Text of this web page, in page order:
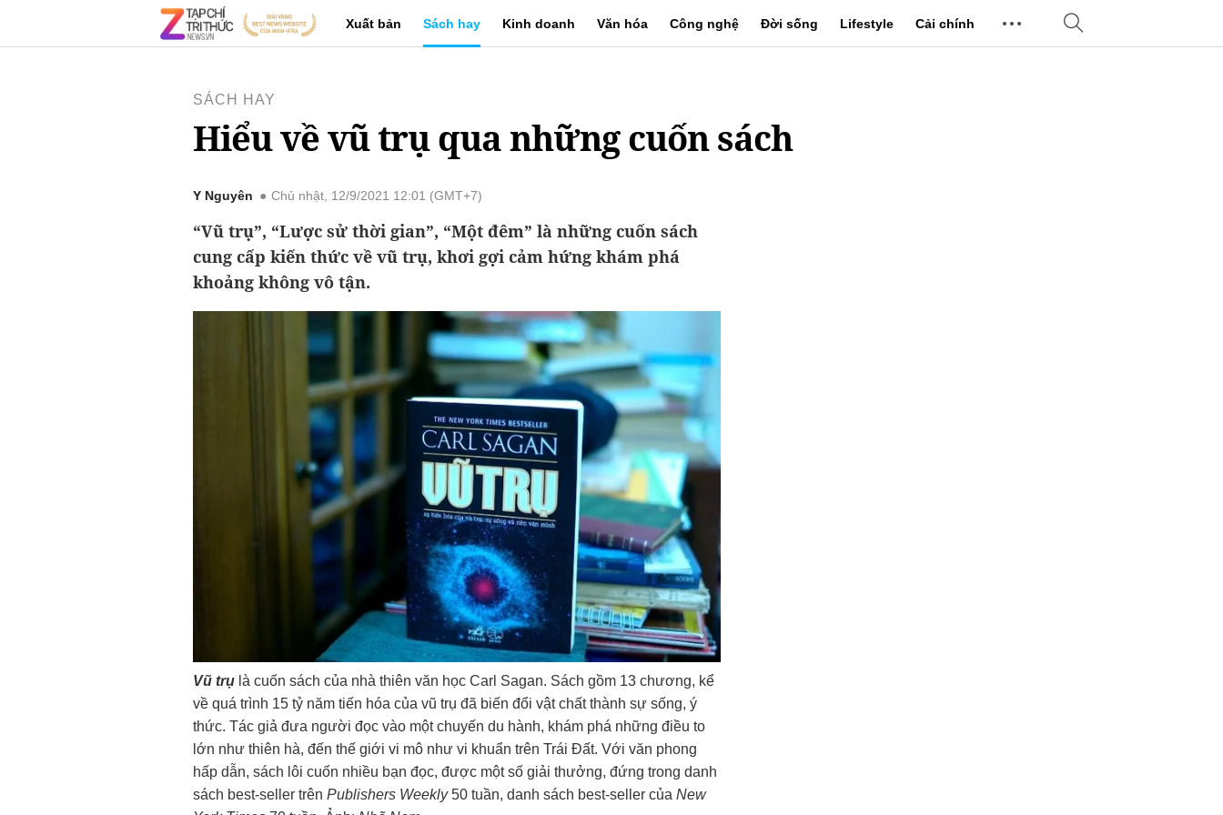
Xuất bản Sách hay Kinh doanh Văn hóa Công nghệ Đời sống Lifestyle Cải chính
SÁCH HAY
Hiểu về vũ trụ qua những cuốn sách
Y Nguyên Chủ nhật, 12/9/2021 12:01 (GMT+7)
“Vũ trụ”, “Lược sử thời gian”, “Một đêm” là những cuốn sách
cung cấp kiến thức về vũ trụ, khơi gợi cảm hứng khám phá
khoảng không vô tận.
Vũ trụ là cuốn sách của nhà thiên văn học Carl Sagan. Sách gồm 13 chương, kể
về quá trình 15 tỷ năm tiến hóa của vũ trụ đã biến đổi vật chất thành sự sống, ý
thức. Tác giả đưa người đọc vào một chuyến du hành, khám phá những điều to
lớn như thiên hà, đến thế giới vi mô như vi khuẩn trên Trái Đất. Với văn phong
hấp dẫn, sách lôi cuốn nhiều bạn đọc, được một số giải thưởng, đứng trong danh
sách best-seller trên Publishers Weekly50 tuần, danh sách best-seller của New